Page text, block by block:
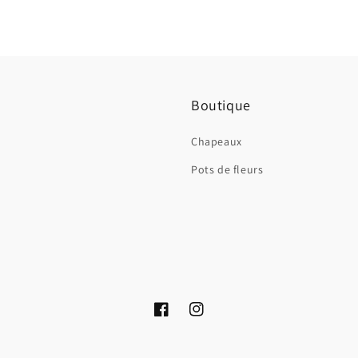
Boutique
Chapeaux
Pots de fleurs
FacebookInstagram